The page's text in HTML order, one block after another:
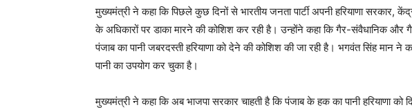
मुख्यमंत्री ने कहा कि पिछले कुछ दिनों से भारतीय जनता पार्टी अपनी हरियाणा सरकार,
के अधिकारों पर डाका मारने की कोशिश कर रही है। उन्होंने कहा कि गैर-संवैधानिक और
पंजाब का पानी जबरदस्ती हरियाणा को देने की कोशिश की जा रही है। भगवंत सिंह मान ने
पानी का उपयोग कर चुका है।
मुख्यमंत्री ने कहा कि अब भाजपा सरकार चाहती है कि पंजाब के हक का पानी हरियाणा को